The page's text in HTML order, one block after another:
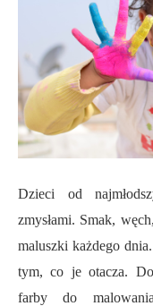
Dzieci od
zmysłami. Smak,
maluszki każdego
tym, co je otacza.
farby do